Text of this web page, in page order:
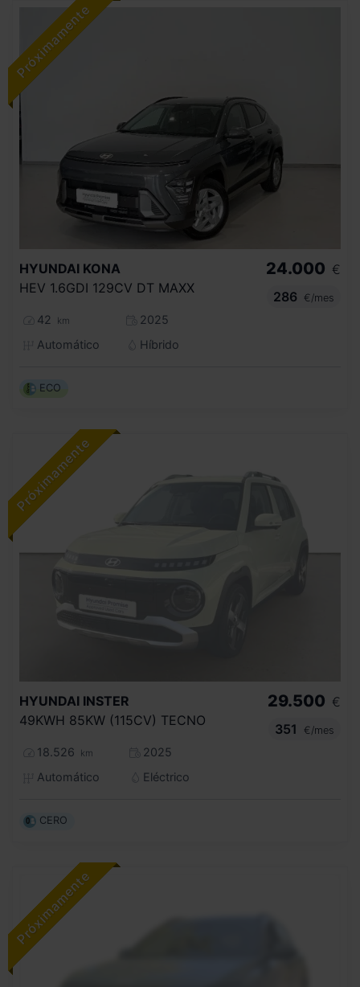
HYUNDAI KONA
HEV 1.6GDI 129CV DT MAXX
42 km
2025
Automático
Híbrido
24.000 €
286
€/mes
ECO
HYUNDAI INSTER
49KWH 85KW (115CV) TECNO
18.526 km
2025
Automático
Eléctrico
29.500 €
351
€/mes
CERO